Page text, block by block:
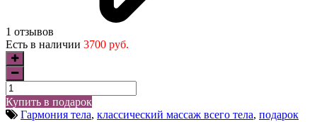
1 отзывов
Есть в наличии 3700 руб.
Купить в подарок
Гармония тела, классический массаж всего тела, подарок